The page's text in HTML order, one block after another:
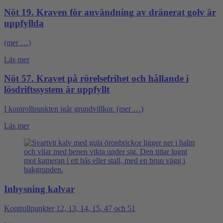
Nöt 19. Kraven för användning av dränerat golv är
uppfyllda
(mer …)
Läs mer
Nöt 57. Kravet på rörelsefrihet och hållande i
lösdriftssystem är uppfyllt
I kontrollpunkten igår grundvillkor. (mer …)
Läs mer
Inhysning kalvar
Kontrollpunkter 12, 13, 14, 15, 47 och 51